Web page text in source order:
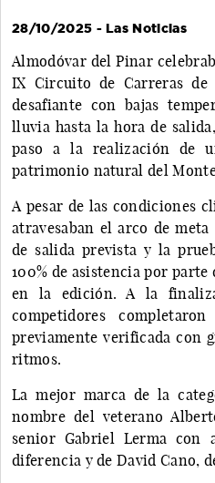
28/10/2025 - Las Noticias
Almodóvar del Pinar
IX Circuito de Carreras de
desafiante con bajas
lluvia hasta la hora de
paso a la realización de
patrimonio natural del
A pesar de las condiciones
atravesaban el arco de
de salida prevista y la
100% de asistencia por
en la edición. A la
competidores
previamente verificada con
ritmos.
La mejor marca de la
nombre del veterano
senior Gabriel Lerma con
diferencia y de David Cano,